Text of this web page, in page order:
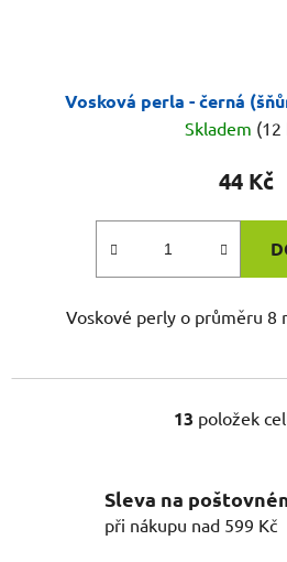
Vosková perla - černá
Skladem (12
44 Kč
Voskové perly o průměru 8
O
á
d
13 položek
Sleva na
při nákupu nad 599 Kč